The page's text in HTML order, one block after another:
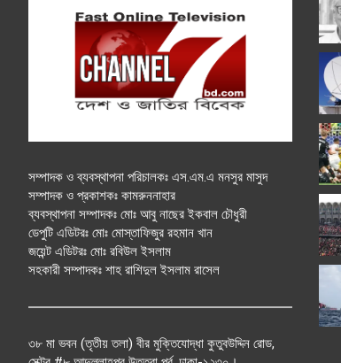
সম্পাদক ও ব্যবস্থাপনা পরিচালকঃ এস.এম.এ মনসুর মাসুদ
সম্পাদক ও প্রকাশকঃ কামরুননাহার
ব্যবস্থাপনা সম্পাদকঃ মোঃ আবু নাছের ইকবাল চৌধুরী
ডেপুটি এডিটরঃ মোঃ মোস্তাফিজুর রহমান খান
জয়েন্ট এডিটরঃ মোঃ রবিউল ইসলাম
সহকারী সম্পাদকঃ শাহ রাশিদুল ইসলাম রাসেল
৩৮ মা ভবন (তৃতীয় তলা) বীর মুক্তিযোদ্ধা কুতুবউদ্দিন রোড,